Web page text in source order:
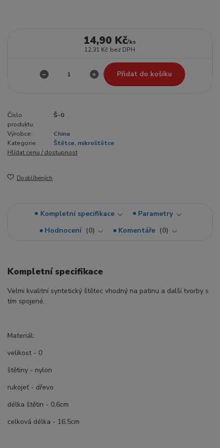
14,90 Kč/ks
12,31 Kč bez DPH
Přidat do košíku
Číslo
produktu:
Š-0
Výrobce:
China
Kategorie:
Štětce, mikroštětce
Hlídat cenu / dostupnost
Do oblíbených
Kompletní specifikace
Parametry
Hodnocení
0 Komentáře 0
Kompletní specifikace
Velmi kvalitní syntetický štětec vhodný na patinu a další tvorby s
tím spojené.
Materiál:
velikost - 0
štětiny - nylon
rukojeť - dřevo
délka štětin - 0,6cm
celková délka - 16,5cm